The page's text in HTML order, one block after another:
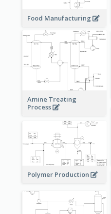
Food Manufacturing
Amine Treating
Process
Polymer Production